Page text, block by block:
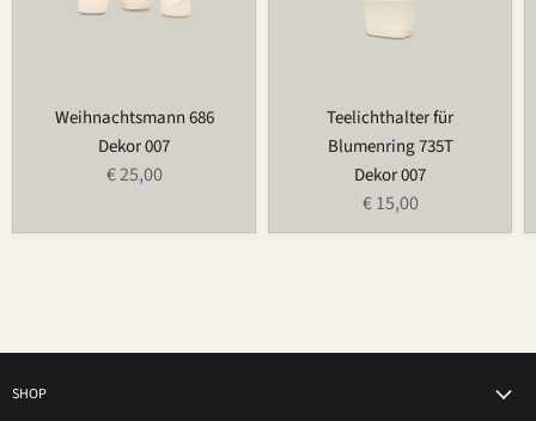
Weihnachtsmann 686
Dekor 007
€ 25,00
Teelichthalter für
Blumenring 735T
Dekor 007
€ 15,00
SHOP